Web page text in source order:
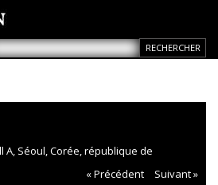
A, Séoul, Corée, république de
« Précédent
Suivant »